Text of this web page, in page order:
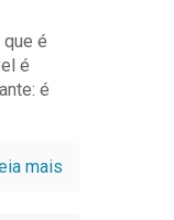
é
é
é
mais